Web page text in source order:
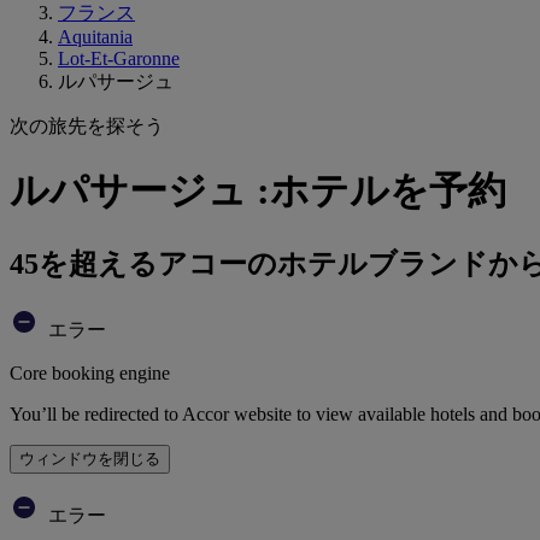
フランス
Aquitania
Lot-Et-Garonne
ルパサージュ
次の旅先を探そう
ルパサージュ :ホテルを予約
45を超えるアコーのホテルブランドか
エラー
Core booking engine
You’ll be redirected to Accor website to view available hotels and
ウィンドウを閉じる
エラー